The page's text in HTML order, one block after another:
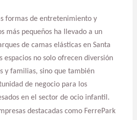
formas de entretenimiento y
más pequeños ha llevado a un
de camas elásticas en Santa
espacios no solo ofrecen diversión
y familias, sino que también
de negocio para los
en el sector de ocio infantil.
destacadas como FerrePark